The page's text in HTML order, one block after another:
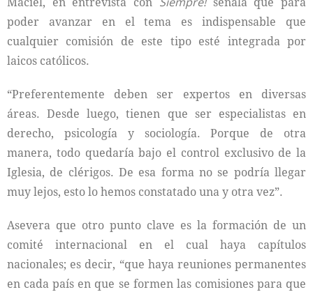
poder avanzar en el tema es indispensable que
cualquier comisión de este tipo esté integrada por
laicos católicos.
“Preferentemente deben ser expertos en diversas
áreas. Desde luego, tienen que ser especialistas en
derecho, psicología y sociología. Porque de otra
manera, todo quedaría bajo el control exclusivo de la
Iglesia, de clérigos. De esa forma no se podría llegar
muy lejos, esto lo hemos constatado una y otra vez”.
Asevera que otro punto clave es la formación de un
comité internacional en el cual haya capítulos
nacionales; es decir, “que haya reuniones permanentes
en cada país en que se formen las comisiones para que